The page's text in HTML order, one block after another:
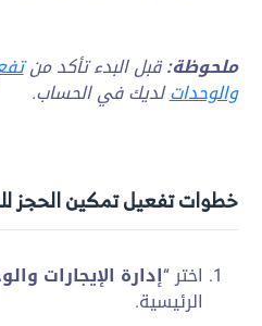
ملحوظة:قبل البدء تأكد من
والوحداتلديك في الحساب.
خطوات تفعيل تمكين الحجز
اختر “إدارة الإيجارات
الرئيسية.